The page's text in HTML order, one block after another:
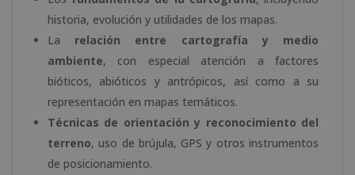
historia, evolución y utilidades de los mapas.
La relación entre cartografía y medio
ambiente, con especial atención a factores
bióticos, abióticos y antrópicos, así como a su
representación en mapas temáticos.
Técnicas de orientación y reconocimiento del
terreno, uso de brújula, GPS y otros instrumentos
de posicionamiento.